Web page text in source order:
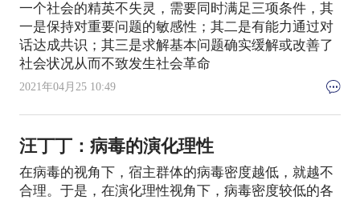
一个社会的精英不失灵，需要同时满足三项条件，其
一是保持对重要问题的敏感性；其二是有能力通过对
话达成共识；其三是求解基本问题确实缓解或改善了
社会状况从而不致发生社会革命
2021年04月25 10:49
汪丁丁：病毒的演化理性
在病毒的视角下，宿主群体的病毒密度越低，就越不
合理。于是，在演化理性视角下，病毒密度较低的各